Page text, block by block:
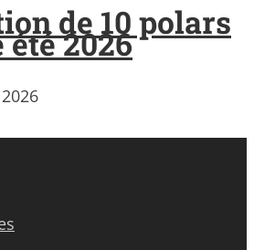
de 10 polars
2026